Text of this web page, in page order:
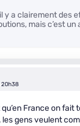
y a clairement des
mais c’est un
20h38
qu’en France on
les gens veulent